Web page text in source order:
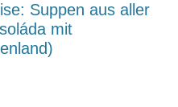
Suppen aus aller
mit